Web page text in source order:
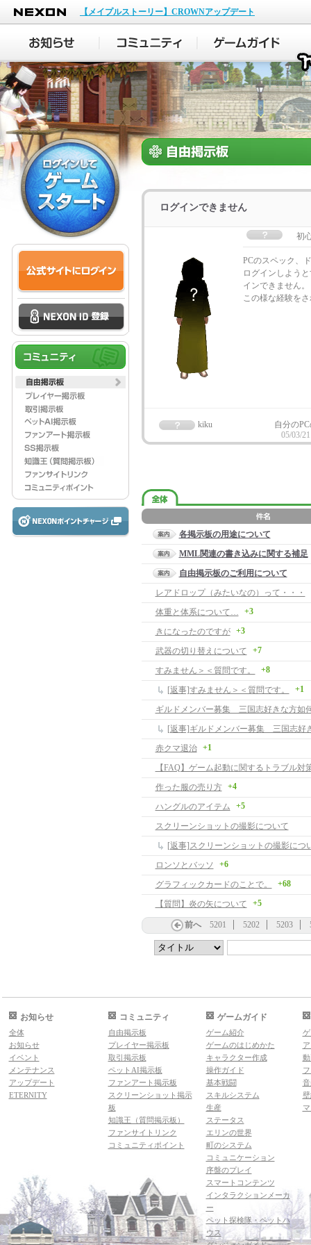
NEXON
【メイプルストーリー】CROWNアップデート
ログインできません
初
PCのスペック、
ログインしよう
インできません。
この様な経験を
kiku
自分の
05/03/
各掲示板の用途について
MML関連の書き込みに関する補足
自由掲示板のご利用について
レアドロップ（みたいなの）って・・・
体重と体系について… +3
きになったのですが +3
武器の切り替えについて +7
すみません＞＜質問です。 +8
[返事]すみません＞＜質問です。 +1
ギルドメンバー募集 三国志好きな方如
赤クマ退治 +1
【FAQ】ゲーム起動に関するトラブル対
作った服の売り方
+4
ハングルのアイテム +5
スクリーンショットの撮影について
[返事]スクリーンショットの撮影につ
ロンソとバッソ
+6
グラフィックカードのことで。 +68
【質問】炎の矢について +5
前へ 5201 5202 5203
お知らせ
全体
お知らせ
イベント
メンテナンス
アップデート
ETERNITY
コミュニティ
自由掲示板
プレイヤー掲示板
取引掲示板
ペットAI掲示板
ファンアート掲示板
スクリーンショット掲示
板
知識王（質問掲示板）
ファンサイトリンク
コミュニティポイント
ゲームガイド
ゲーム紹介
ゲームのはじめかた
キャラクター作成
操作ガイド
基本戦闘
スキルシステム
生産
ステータス
エリンの世界
町のシステム
コミュニケーション
序盤のプレイ
スマートコンテンツ
インタラクションメーカ
ー
ペット探検隊・ペットハ
ウス